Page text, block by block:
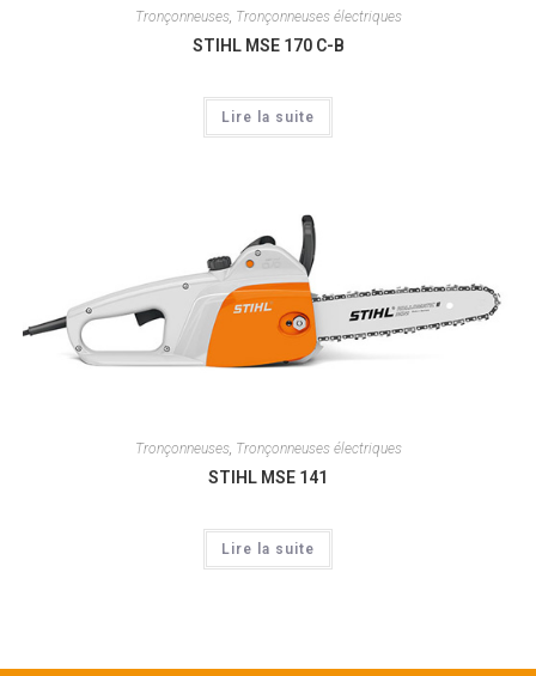
Tronçonneuses, Tronçonneuses électriques
STIHL MSE 170 C-B
Lire la suite
Tronçonneuses, Tronçonneuses électriques
STIHL MSE 141
Lire la suite